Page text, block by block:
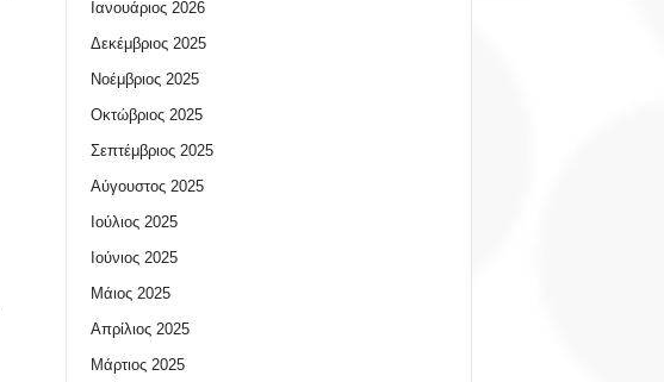
Ιανουάριος 2026
Δεκέμβριος 2025
Νοέμβριος 2025
Οκτώβριος 2025
Σεπτέμβριος 2025
Αύγουστος 2025
Ιούλιος 2025
Ιούνιος 2025
Μάιος 2025
Απρίλιος 2025
Μάρτιος 2025